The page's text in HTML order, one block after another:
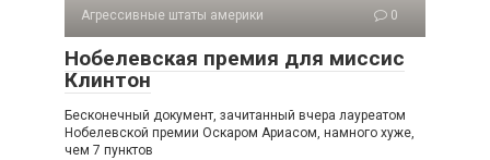
Агрессивные штаты америки 0
Нобелевская премия для миссис
Клинтон
Бесконечный документ, зачитанный вчера лауреатом
Нобелевской премии Оскаром Ариасом, намного хуже,
чем 7 пунктов